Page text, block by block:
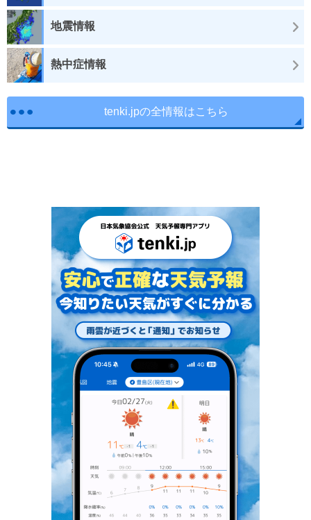
地震情報
熱中症情報
tenki.jpの全情報はこちら